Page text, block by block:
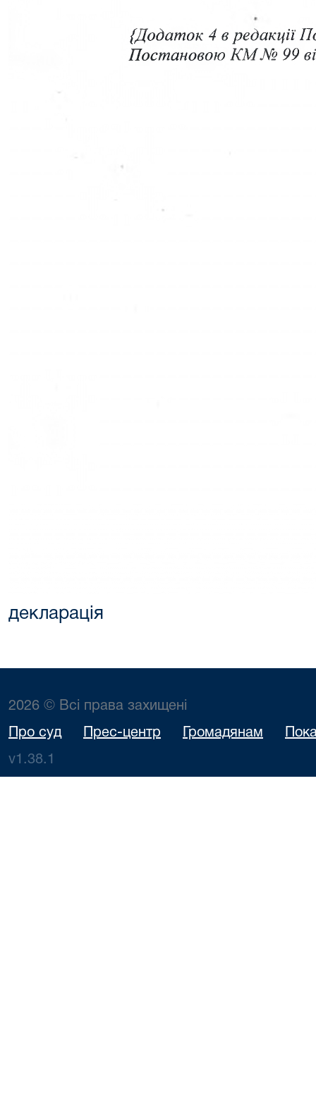
декларація
2026 © Всі права захищені
Про суд Прес-центр Громадянам
v1.38.1